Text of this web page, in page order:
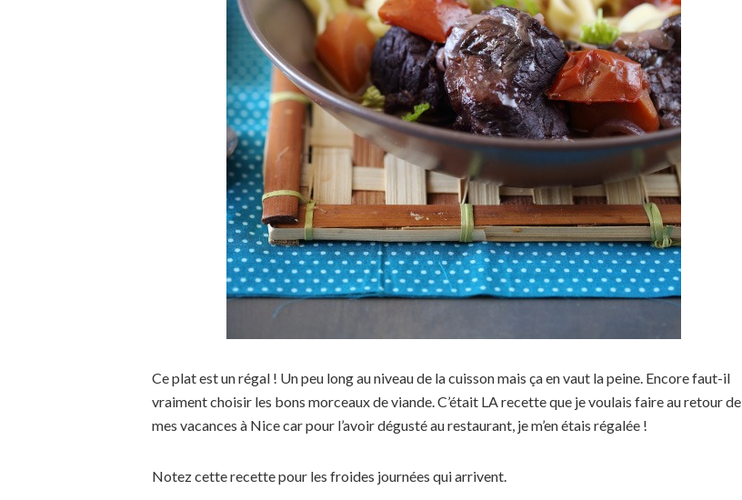
Ce plat est un régal ! Un peu long au niveau de la cuisson mais ça en vaut la peine. Encore faut-il
vraiment choisir les bons morceaux de viande. C’était LA recette que je voulais faire au retour de
mes vacances à Nice car pour l’avoir dégusté au restaurant, je m’en étais régalée !
Notez cette recette pour les froides journées qui arrivent.